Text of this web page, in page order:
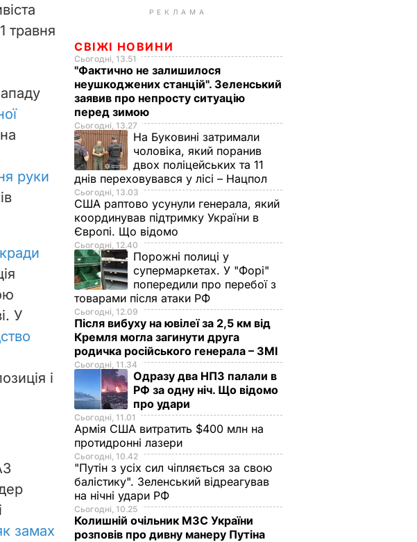
травня
руки
У
і
замах
РЕКЛАМА
СВІЖІ НОВИНИ
Сьогодні, 13.51
"Фактично не залишилося
неушкоджених станцій". Зеленський
заявив про непросту ситуацію
перед зимою
Сьогодні, 13.27
На Буковині затримали
чоловіка, який поранив
двох поліцейських та 11
днів переховувався у лісі – Нацпол
Сьогодні, 13.03
США раптово усунули генерала, який
координував підтримку України в
Європі. Що відомо
Сьогодні, 12.40
Порожні полиці у
супермаркетах. У "Форі"
попередили про перебої з
товарами після атаки РФ
Сьогодні, 12.09
Після вибуху на ювілеї за 2,5 км від
Кремля могла загинути друга
родичка російського генерала – ЗМІ
Сьогодні, 11.34
Одразу два НПЗ палали в
РФ за одну ніч. Що відомо
про удари
Сьогодні, 11.01
Армія США витратить $400 млн на
протидронні лазери
Сьогодні, 10.42
"Путін з усіх сил чіпляється за свою
балістику". Зеленський відреагував
на нічні удари РФ
Сьогодні, 10.25
Колишній очільник МЗС України
розповів про дивну манеру Путіна